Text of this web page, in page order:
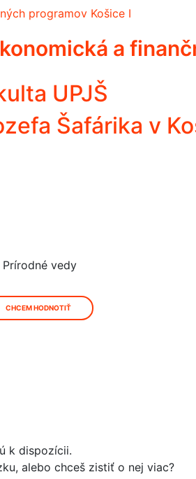
programov Košice I
a
UPJŠ
Šafárika v
Prírodné vedy
CHCEM HODNOTIŤ
k dispozícii.
alebo chceš zistiť o nej viac?